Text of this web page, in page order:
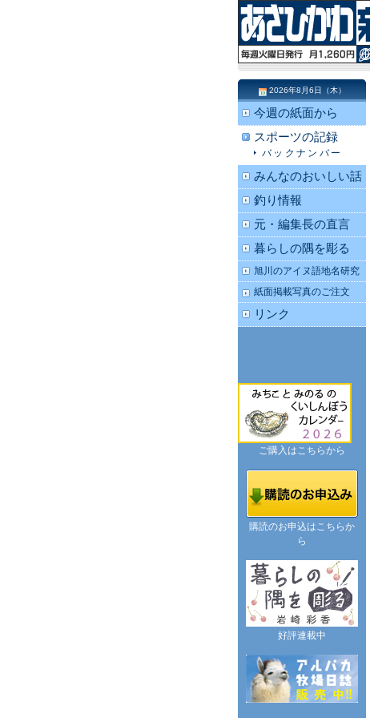
2026年8月6日（木）
今週の紙面から
スポーツの記録
バックナンバー
みんなのおいしい話
釣り情報
元・編集長の直言
暮らしの隅を彫る
旭川のアイヌ語地名研究
紙面掲載写真のご注文
リンク
ご購入はこちらから
購読のお申込はこちらか
ら
好評連載中